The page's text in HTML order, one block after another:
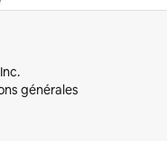
générales